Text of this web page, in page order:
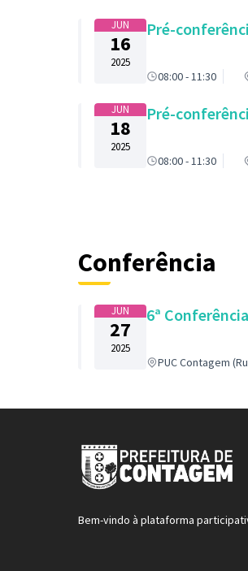
JUN
16
2025
Pré-
08:00 - 11:30
JUN
18
2025
Pré-
08:00 - 11:30
Conferência
JUN
27
2025
6ª
PUC Contagem
Bem-vindo à plataforma